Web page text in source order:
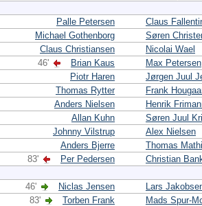
Palle Petersen
Claus
Michael Gothenborg
Søren
Claus Christiansen
Nicolai Wael
46'
Brian Kaus
Max Petersen
Piotr Haren
Jørgen Juul
Thomas Rytter
Frank
Anders Nielsen
Henrik
Allan Kuhn
Søren Juul
Johnny Vilstrup
Alex Nielsen
Anders Bjerre
Thomas
83'
Per Pedersen Christian
46' Niclas Jensen
Lars
83'
Torben Frank Mads Spur-